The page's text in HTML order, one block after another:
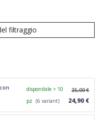
filtraggio
disponibile > 10
pz (6 variant)
35,00 €
24,90 €